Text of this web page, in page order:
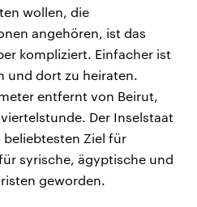
wollen, die
angehören, ist das
kompliziert. Einfacher ist
und dort zu heiraten.
entfernt von Beirut,
Der Inselstaat
Ziel für
syrische, ägyptische und
geworden.